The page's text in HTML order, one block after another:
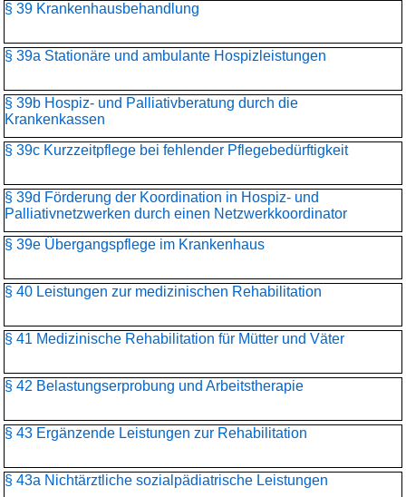
§ 39 Krankenhausbehandlung
§ 39a Stationäre und ambulante Hospizleistungen
§ 39b Hospiz- und Palliativberatung durch die
Krankenkassen
§ 39c Kurzzeitpflege bei fehlender Pflegebedürftigkeit
§ 39d Förderung der Koordination in Hospiz- und
Palliativnetzwerken durch einen Netzwerkkoordinator
§ 39e Übergangspflege im Krankenhaus
§ 40 Leistungen zur medizinischen Rehabilitation
§ 41 Medizinische Rehabilitation für Mütter und Väter
§ 42 Belastungserprobung und Arbeitstherapie
§ 43 Ergänzende Leistungen zur Rehabilitation
§ 43a Nichtärztliche sozialpädiatrische Leistungen